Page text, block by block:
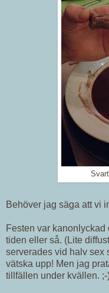
Behöver jag säga att vi
Festen var
tiden eller så. (Lite
serverades vid halv sex
vätska upp! Men jag
tillfällen under kvällen. ;-